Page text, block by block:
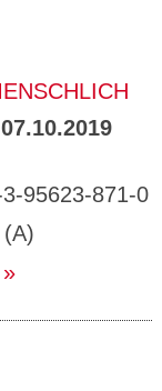
07.10.2019
95623-871-0
(A)